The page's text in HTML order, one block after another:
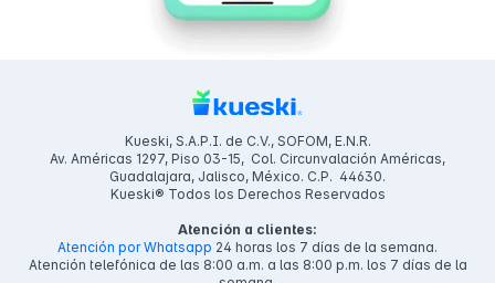
Kueski, S.A.P.I. de C.V., SOFOM, E.N.R.
Av. Américas 1297, Piso 03-15, Col. Circunvalación Américas,
Guadalajara, Jalisco, México. C.P. 44630.
Kueski® Todos los Derechos Reservados
Atención a clientes:
Atención por Whatsapp 24 horas los 7 días de la semana.
Atención telefónica de las 8:00 a.m. a las 8:00 p.m. los 7 días de la